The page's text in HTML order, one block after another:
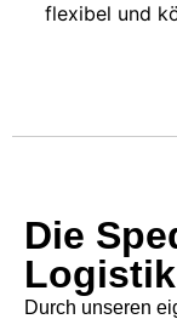
flexibel und
Die
Durch unseren